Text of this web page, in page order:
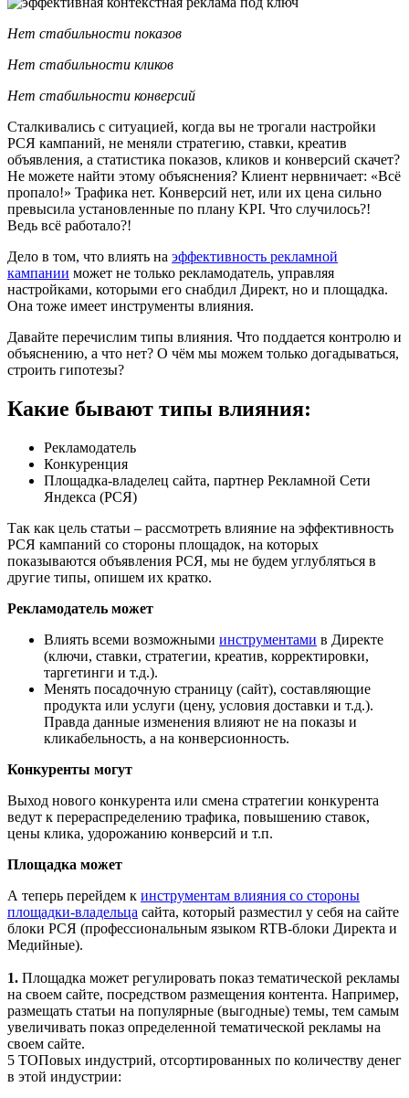
Нет стабильности показов
Нет стабильности кликов
Нет стабильности конверсий
Сталкивались с ситуацией, когда вы не трогали настройки
РСЯ кампаний, не меняли стратегию, ставки, креатив
объявления, а статистика показов, кликов и конверсий скачет?
Не можете найти этому объяснения? Клиент нервничает: «Всё
пропало!» Трафика нет. Конверсий нет, или их цена сильно
превысила установленные по плану KPI. Что случилось?!
Ведь всё работало?!
Дело в том, что влиять на эффективность рекламной
кампании может не только рекламодатель, управляя
настройками, которыми его снабдил Директ, но и площадка.
Она тоже имеет инструменты влияния.
Давайте перечислим типы влияния. Что поддается контролю и
объяснению, а что нет? О чём мы можем только догадываться,
строить гипотезы?
Какие бывают типы влияния:
Рекламодатель
Конкуренция
Площадка-владелец сайта, партнер Рекламной Сети
Яндекса (РСЯ)
Так как цель статьи – рассмотреть влияние на эффективность
РСЯ кампаний со стороны площадок, на которых
показываются объявления РСЯ, мы не будем углубляться в
другие типы, опишем их кратко.
Рекламодатель может
Влиять всеми возможными инструментами в Директе
(ключи, ставки, стратегии, креатив, корректировки,
таргетинги и т.д.).
Менять посадочную страницу (сайт), составляющие
продукта или услуги (цену, условия доставки и т.д.).
Правда данные изменения влияют не на показы и
кликабельность, а на конверсионность.
Конкуренты могут
Выход нового конкурента или смена стратегии конкурента
ведут к перераспределению трафика, повышению ставок,
цены клика, удорожанию конверсий и т.п.
Площадка может
А теперь перейдем к инструментам влияния со стороны
площадки-владельца сайта, который разместил у себя на сайте
блоки РСЯ (профессиональным языком RTB-блоки Директа и
Медийные).
1. Площадка может регулировать показ тематической рекламы
на своем сайте, посредством размещения контента. Например,
размещать статьи на популярные (выгодные) темы, тем самым
увеличивать показ определенной тематической рекламы на
своем сайте.
5 ТОПовых индустрий, отсортированных по количеству денег
в этой индустрии: